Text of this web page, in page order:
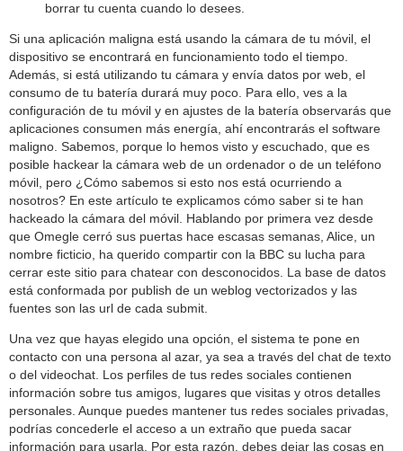
borrar tu cuenta cuando lo desees.
Si una aplicación maligna está usando la cámara de tu móvil, el
dispositivo se encontrará en funcionamiento todo el tiempo.
Además, si está utilizando tu cámara y envía datos por web, el
consumo de tu batería durará muy poco. Para ello, ves a la
configuración de tu móvil y en ajustes de la batería observarás que
aplicaciones consumen más energía, ahí encontrarás el software
maligno. Sabemos, porque lo hemos visto y escuchado, que es
posible hackear la cámara web de un ordenador o de un teléfono
móvil, pero ¿Cómo sabemos si esto nos está ocurriendo a
nosotros? En este artículo te explicamos cómo saber si te han
hackeado la cámara del móvil. Hablando por primera vez desde
que Omegle cerró sus puertas hace escasas semanas, Alice, un
nombre ficticio, ha querido compartir con la BBC su lucha para
cerrar este sitio para chatear con desconocidos. La base de datos
está conformada por publish de un weblog vectorizados y las
fuentes son las url de cada submit.
Una vez que hayas elegido una opción, el sistema te pone en
contacto con una persona al azar, ya sea a través del chat de texto
o del videochat. Los perfiles de tus redes sociales contienen
información sobre tus amigos, lugares que visitas y otros detalles
personales. Aunque puedes mantener tus redes sociales privadas,
podrías concederle el acceso a un extraño que pueda sacar
información para usarla. Por esta razón, debes dejar las cosas en